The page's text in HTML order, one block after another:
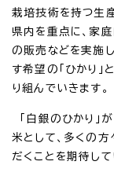
栽培技術を持つ生
県内を重点に、家
の販売などを実施し
す希望の「ひかり」
り組んでいきます。
「白銀のひかり」が
米として、多くの
だくことを期待して